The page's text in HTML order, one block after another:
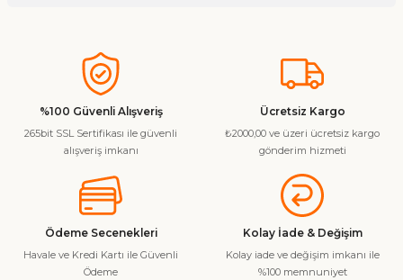
konularda yetersiz gördüğünüz noktaları öneri formunu
kullanarak tarafımıza iletebilirsiniz.
Görüş ve önerileriniz için teşekkür ederiz.
Ürün resmi kalitesiz, bozuk veya görüntülenemiyor.
Ürün bilgilerinde hatalar bulunuyor.
Ürün fiyatı diğer sitelerden daha pahalı.
%100 Güvenli Alışveriş
265bit SSL Sertifikası ile güvenli
alışveriş imkanı
Ücretsiz Kargo
₺2000,00 ve üzeri ücretsiz kargo
gönderim hizmeti
Ödeme Secenekleri
Havale ve Kredi Kartı ile Güvenli
Ödeme
Kolay İade & Değişim
Kolay iade ve değişim imkanı ile
%100 memnuniyet